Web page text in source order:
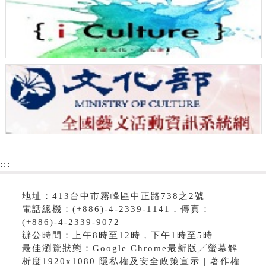
:::
地址：413台中市霧峰區中正路738之2號
電話總機：(+886)-4-2339-1141．傳真：
(+886)-4-2339-9072
辦公時間：上午8時至12時，下午1時至5時
最佳瀏覽狀態：Google Chrome最新版╱螢幕解
析度1920x1080 隱私權及安全政策宣示 | 著作權